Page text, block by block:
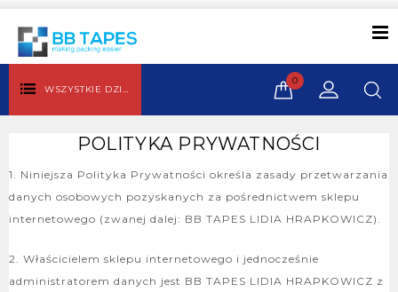
WSZYSTKIE DZIAŁY
0
POLITYKA PRYWATNOŚCI
1. Niniejsza Polityka Prywatności określa zasady przetwarzania
danych osobowych pozyskanych za pośrednictwem sklepu
internetowego (zwanej dalej: BB TAPES LIDIA HRAPKOWICZ).
2. Właścicielem sklepu internetowego i jednocześnie
administratorem danych jest BB TAPES LIDIA HRAPKOWICZ z